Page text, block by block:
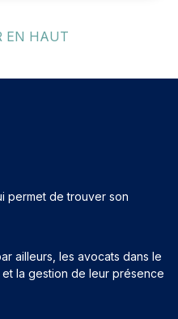
EN HAUT
permet de trouver son
ailleurs, les avocats dans le
la gestion de leur présence